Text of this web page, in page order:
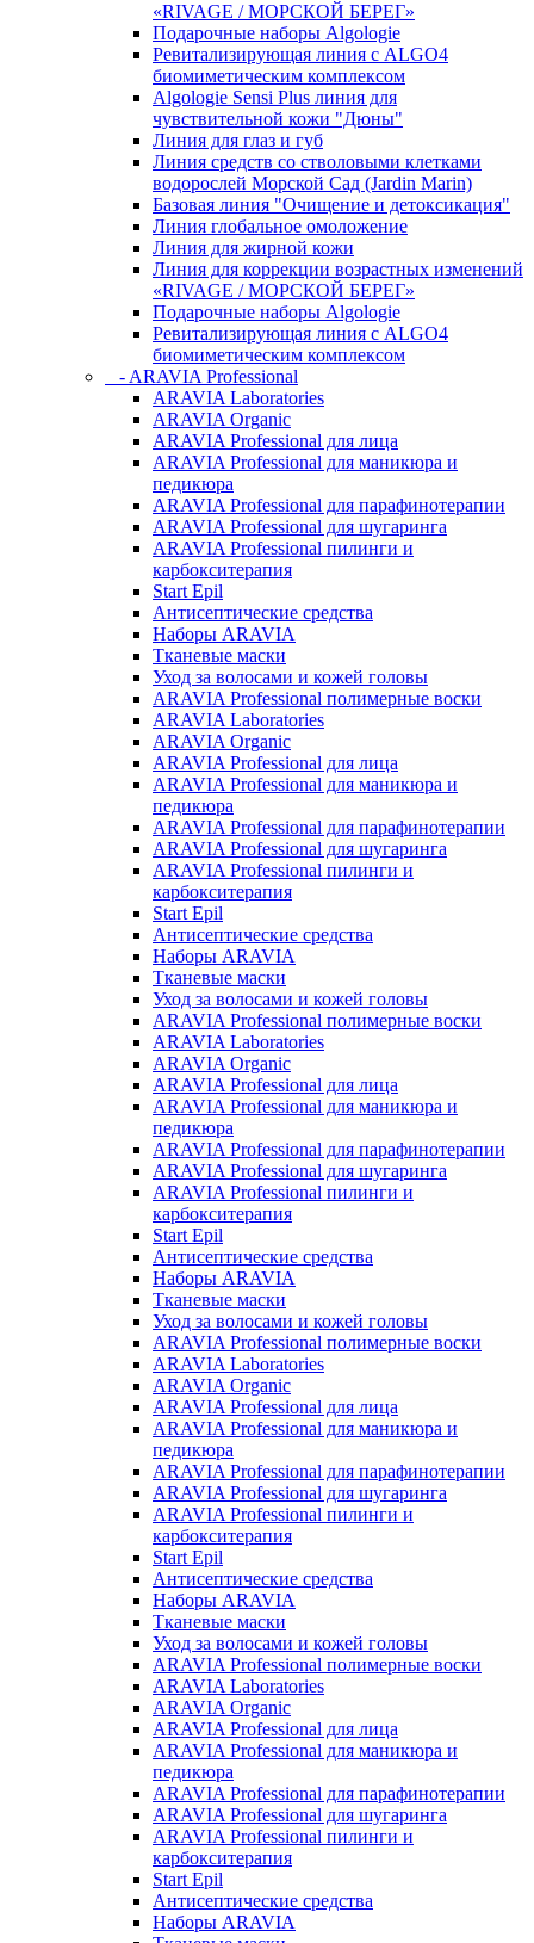
«RIVAGE / МОРСКОЙ БЕРЕГ»
Подарочные наборы Algologie
Ревитализирующая линия с ALGO4
биомиметическим комплексом
Algologie Sensi Plus линия для
чувcтвительной кожи "Дюны"
Линия для глаз и губ
Линия средств со стволовыми клетками
водорослей Морской Сад (Jardin Marin)
Базовая линия "Очищение и детоксикация"
Линия глобальное омоложение
Линия для жирной кожи
Линия для коррекции возрастных изменений
«RIVAGE / МОРСКОЙ БЕРЕГ»
Подарочные наборы Algologie
Ревитализирующая линия с ALGO4
биомиметическим комплексом
- ARAVIA Professional
ARAVIA Laboratories
ARAVIA Organic
ARAVIA Professional для лица
ARAVIA Professional для маникюра и
педикюра
ARAVIA Professional для парафинотерапии
ARAVIA Professional для шугаринга
ARAVIA Professional пилинги и
карбокситерапия
Start Epil
Антисептические средства
Наборы ARAVIA
Тканевые маски
Уход за волосами и кожей головы
ARAVIA Professional полимерные воски
ARAVIA Laboratories
ARAVIA Organic
ARAVIA Professional для лица
ARAVIA Professional для маникюра и
педикюра
ARAVIA Professional для парафинотерапии
ARAVIA Professional для шугаринга
ARAVIA Professional пилинги и
карбокситерапия
Start Epil
Антисептические средства
Наборы ARAVIA
Тканевые маски
Уход за волосами и кожей головы
ARAVIA Professional полимерные воски
ARAVIA Laboratories
ARAVIA Organic
ARAVIA Professional для лица
ARAVIA Professional для маникюра и
педикюра
ARAVIA Professional для парафинотерапии
ARAVIA Professional для шугаринга
ARAVIA Professional пилинги и
карбокситерапия
Start Epil
Антисептические средства
Наборы ARAVIA
Тканевые маски
Уход за волосами и кожей головы
ARAVIA Professional полимерные воски
ARAVIA Laboratories
ARAVIA Organic
ARAVIA Professional для лица
ARAVIA Professional для маникюра и
педикюра
ARAVIA Professional для парафинотерапии
ARAVIA Professional для шугаринга
ARAVIA Professional пилинги и
карбокситерапия
Start Epil
Антисептические средства
Наборы ARAVIA
Тканевые маски
Уход за волосами и кожей головы
ARAVIA Professional полимерные воски
ARAVIA Laboratories
ARAVIA Organic
ARAVIA Professional для лица
ARAVIA Professional для маникюра и
педикюра
ARAVIA Professional для парафинотерапии
ARAVIA Professional для шугаринга
ARAVIA Professional пилинги и
карбокситерапия
Start Epil
Антисептические средства
Наборы ARAVIA